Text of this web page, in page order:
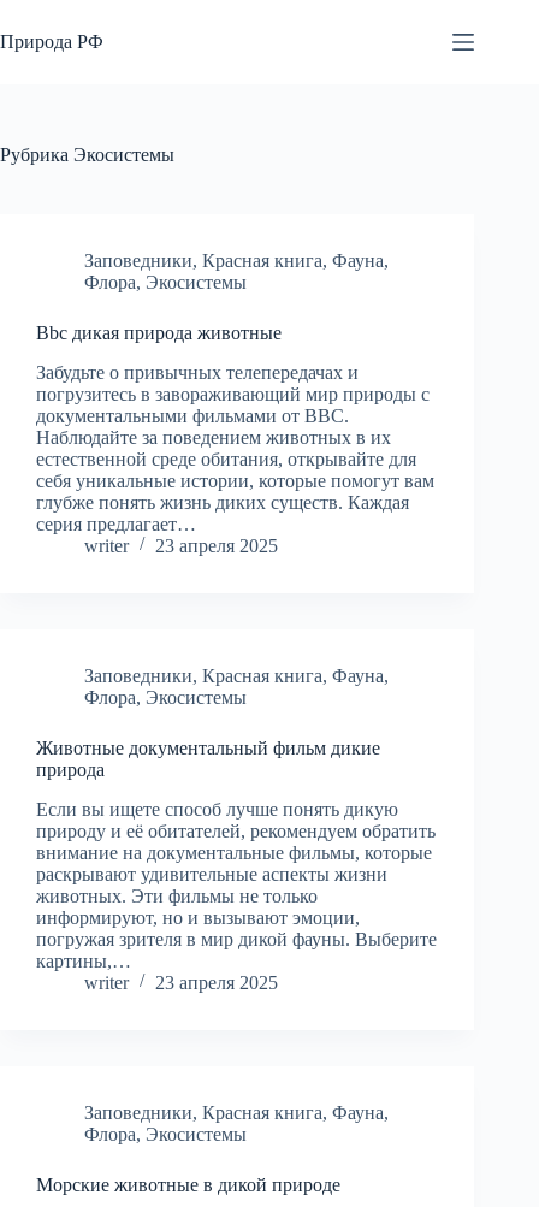
к
сути
Природа РФ
Рубрика Экосистемы
Заповедники, Красная книга, Фауна,
Флора, Экосистемы
Bbc дикая природа животные
Забудьте о привычных телепередачах и
погрузитесь в завораживающий мир природы с
документальными фильмами от BBC.
Наблюдайте за поведением животных в их
естественной среде обитания, открывайте для
себя уникальные истории, которые помогут вам
глубже понять жизнь диких существ. Каждая
серия предлагает…
writer
23 апреля 2025
Заповедники, Красная книга, Фауна,
Флора, Экосистемы
Животные документальный фильм дикие
природа
Если вы ищете способ лучше понять дикую
природу и её обитателей, рекомендуем обратить
внимание на документальные фильмы, которые
раскрывают удивительные аспекты жизни
животных. Эти фильмы не только
информируют, но и вызывают эмоции,
погружая зрителя в мир дикой фауны. Выберите
картины,…
writer
23 апреля 2025
Заповедники, Красная книга, Фауна,
Флора, Экосистемы
Морские животные в дикой природе